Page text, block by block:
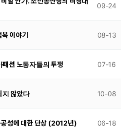
09-24
이야기 08-13
션 노동자들의 투쟁 07-16
지 않았다 10-08
성에 대한 단상 (2012년) 06-18